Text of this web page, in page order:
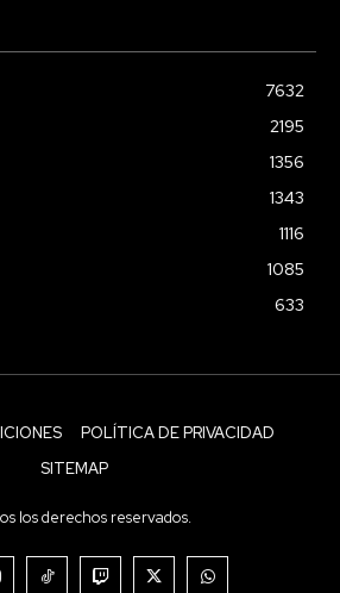
7632
2195
1356
1343
1116
1085
633
POLÍTICA DE PRIVACIDAD
SITEMAP
los derechos reservados.